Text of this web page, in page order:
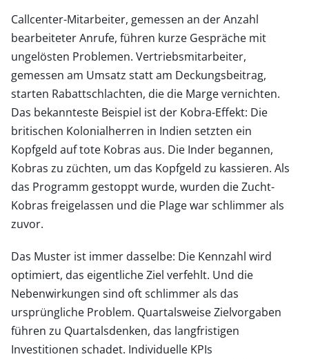
Callcenter-Mitarbeiter, gemessen an der Anzahl
bearbeiteter Anrufe, führen kurze Gespräche mit
ungelösten Problemen. Vertriebsmitarbeiter,
gemessen am Umsatz statt am Deckungsbeitrag,
starten Rabattschlachten, die die Marge vernichten.
Das bekannteste Beispiel ist der Kobra-Effekt: Die
britischen Kolonialherren in Indien setzten ein
Kopfgeld auf tote Kobras aus. Die Inder begannen,
Kobras zu züchten, um das Kopfgeld zu kassieren. Als
das Programm gestoppt wurde, wurden die Zucht-
Kobras freigelassen und die Plage war schlimmer als
zuvor.
Das Muster ist immer dasselbe: Die Kennzahl wird
optimiert, das eigentliche Ziel verfehlt. Und die
Nebenwirkungen sind oft schlimmer als das
ursprüngliche Problem. Quartalsweise Zielvorgaben
führen zu Quartalsdenken, das langfristigen
Investitionen schadet. Individuelle KPIs